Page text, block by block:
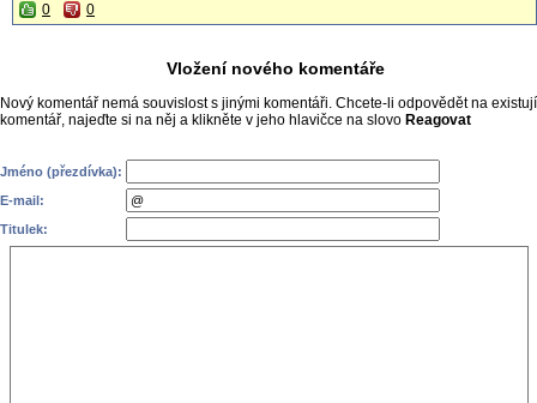
0 0
Vložení nového komentáře
Nový komentář nemá souvislost s jinými komentáři. Chcete-li odpovědět na
komentář, najeďte si na něj a klikněte v jeho hlavičce na slovo Reagovat
Jméno (přezdívka):
E-mail:
Titulek: